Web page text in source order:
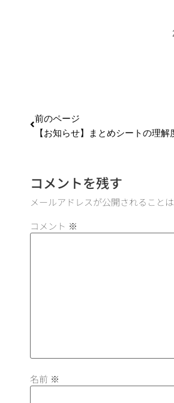
前のページ
コメントを残す
メールアドレスが公開されることは
コメント ※
名前 ※